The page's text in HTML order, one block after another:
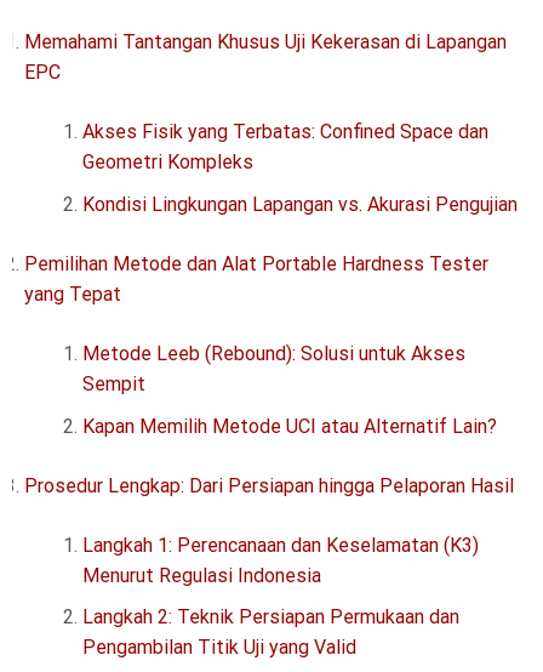
Memahami Tantangan Khusus Uji Kekerasan di Lapangan
EPC
Akses Fisik yang Terbatas: Confined Space dan
Geometri Kompleks
Kondisi Lingkungan Lapangan vs. Akurasi Pengujian
Pemilihan Metode dan Alat Portable Hardness Tester
yang Tepat
Metode Leeb (Rebound): Solusi untuk Akses
Sempit
Kapan Memilih Metode UCI atau Alternatif Lain?
Prosedur Lengkap: Dari Persiapan hingga Pelaporan Hasil
Langkah 1: Perencanaan dan Keselamatan (K3)
Menurut Regulasi Indonesia
Langkah 2: Teknik Persiapan Permukaan dan
Pengambilan Titik Uji yang Valid